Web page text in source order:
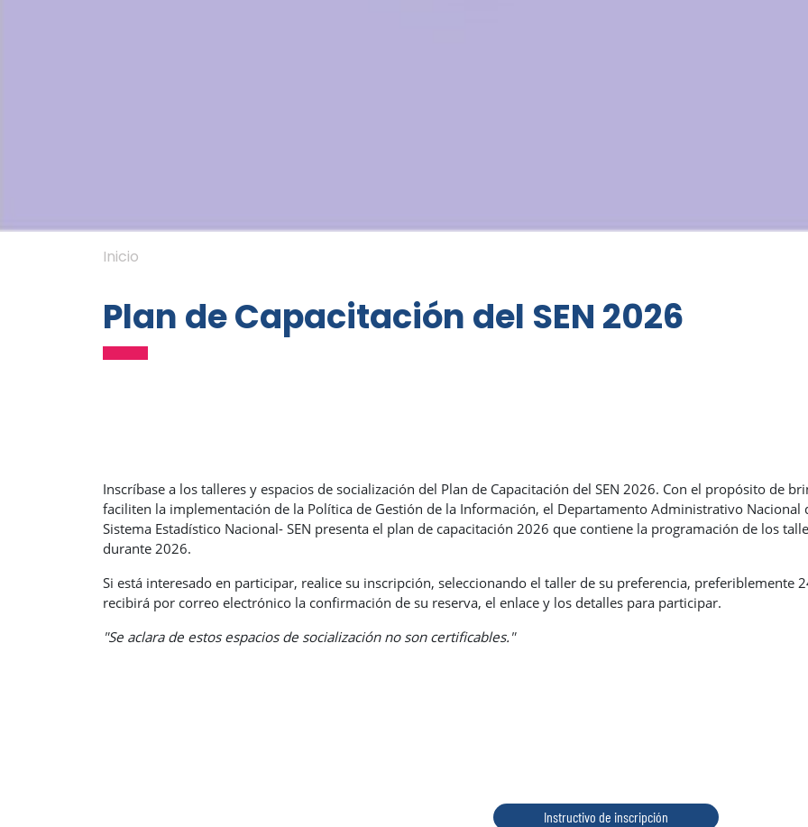
Inicio
Plan de Capacitación del SEN 2026
Inscríbase a los talleres y espacios de socialización del Plan de Capacitación del SEN 2026. Con el propósito de
faciliten la implementación de la Política de Gestión de la Información, el Departamento Administrativo Nacional
Sistema Estadístico Nacional- SEN presenta el plan de capacitación 2026 que contiene la programación de los
durante 2026.
Si está interesado en participar, realice su inscripción, seleccionando el taller de su preferencia, preferiblemente
recibirá por correo electrónico la confirmación de su reserva, el enlace y los detalles para participar.
"Se aclara de estos espacios de socialización no son certificables."
Instructivo de inscripción